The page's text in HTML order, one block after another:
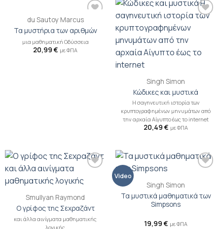
Προσθήκη
βιβλίου
στη λίστα
επιθυμιών
du Sautoy Marcus
Τα μυστήρια των αριθμών
μια μαθηματική Οδύσσεια
20,99 € με ΦΠΑ
βιβλίου
επιθυμιών
Singh Simon
Κώδικες και μυστικά
H σαγηνευτική ιστορία των
κρυπτογραφημένων μηνυμάτων από
την αρχαία Aίγυπτο έως το internet
20,49 € με ΦΠΑ
βιβλίου
επιθυμιών
Smullyan Raymond
Ο γρίφος της Σεχραζάντ
και άλλα αινίγματα μαθηματικής
λογικής
Video
επιθυμιών
Singh Simon
Τα μυστικά μαθηματικά των
Simpsons
19,99 € με ΦΠΑ